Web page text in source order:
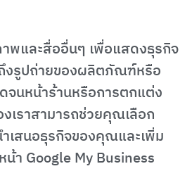
พและสื่ออื่นๆ เพื่อแสดงธุรกิจ
งรูปถ่ายของผลิตภัณฑ์หรือ
นหน้าร้านหรือการตกแต่ง
เราสามารถช่วยคุณเลือก
เสนอธุรกิจของคุณและเพิ่ม
า Google My Business